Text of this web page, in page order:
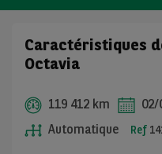
Caractéristiques
Octavia
119 412 km 02/
Automatique
Ref